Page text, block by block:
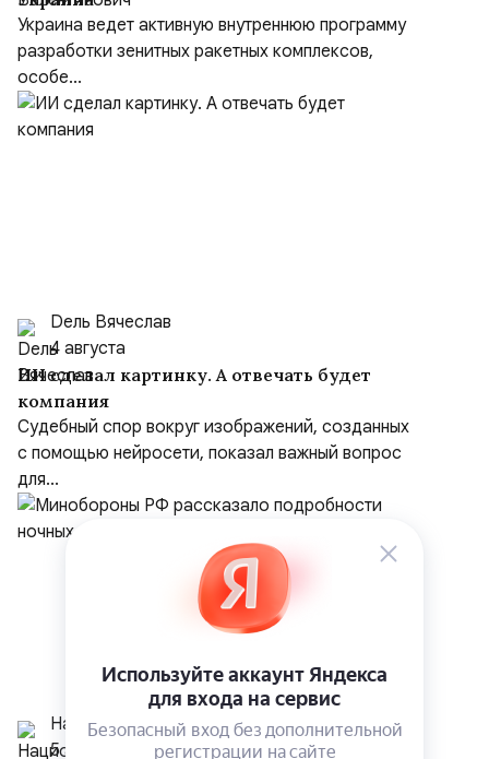
Украина ведет активную внутреннюю программу
разработки зенитных ракетных комплексов,
особе...
Dель Вячеслав
4 августа
ИИ сделал картинку. А отвечать будет
компания
Судебный спор вокруг изображений, созданных
с помощью нейросети, показал важный вопрос
для...
Национальный Курс
5 августа